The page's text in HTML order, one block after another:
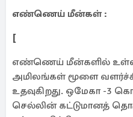
எண்ணெய் மீன்கள் :
[
எண்ணெய் மீன்களில் உள்ள
அமிலங்கள் மூளை
உதவுகிறது. ஒமேகா -3
செல்லின் கட்டுமானத்